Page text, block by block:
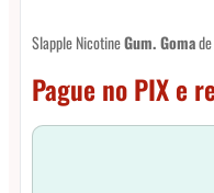
Slapple NicotineGum. Goma
Pague no PIX e